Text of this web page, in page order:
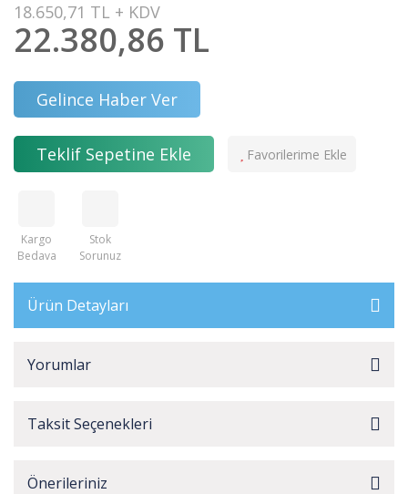
18.650,71 TL + KDV
22.380,86 TL
Gelince Haber Ver
Teklif Sepetine Ekle
Kargo
Bedava
Stok
Sorunuz
Ürün Detayları
Yorumlar
Taksit Seçenekleri
Önerileriniz